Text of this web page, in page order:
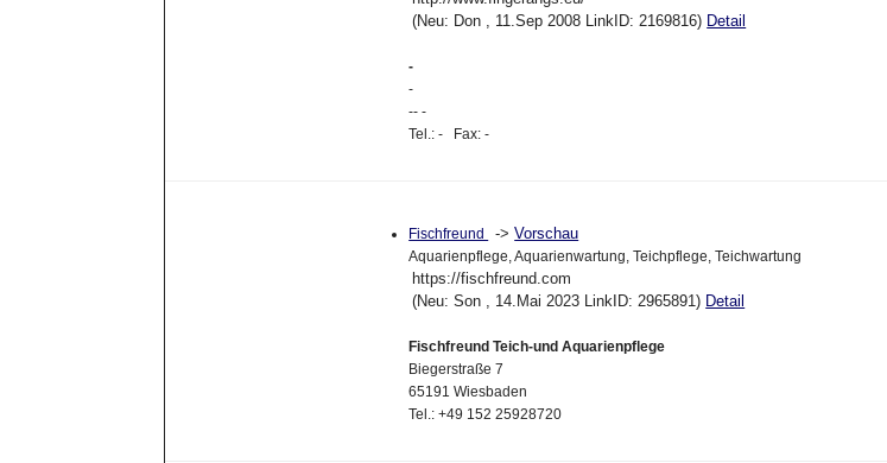
(Neu: Don , 11.Sep 2008 LinkID: 2169816) Detail
-
-
-- -
Tel.: - Fax: -
Fischfreund ->Vorschau
Aquarienpflege, Aquarienwartung, Teichpflege, Teichwartung
https://fischfreund.com
(Neu: Son , 14.Mai 2023 LinkID: 2965891) Detail
Fischfreund Teich-und Aquarienpflege
Biegerstraße 7
65191 Wiesbaden
Tel.: +49 152 25928720